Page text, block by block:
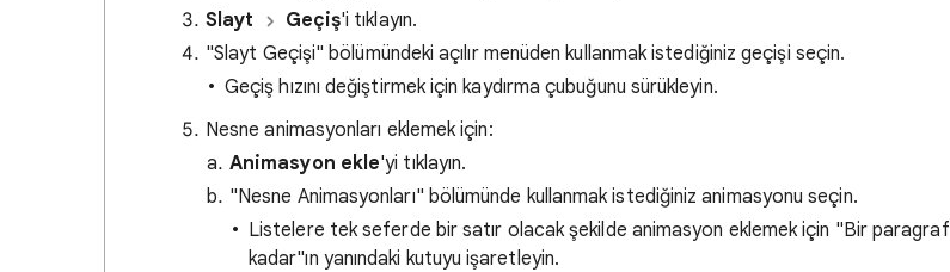
Slayt
Geçiş'i tıklayın.
"Slayt Geçişi" bölümündeki açılır menüden kullanmak istediğiniz geçişi seçin.
Geçiş hızını değiştirmek için kaydırma çubuğunu sürükleyin.
Nesne animasyonları eklemek için:
Animasyon ekle'yi tıklayın.
"Nesne Animasyonları" bölümünde kullanmak istediğiniz animasyonu seçin.
Listelere tek seferde bir satır olacak şekilde animasyon eklemek için "Bir paragraf
kadar"ın yanındaki kutuyu işaretleyin.